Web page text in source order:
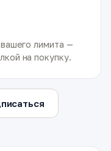
лимита —
на покупку.